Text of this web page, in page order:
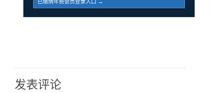
已缴纳年费会员登录入口 →
发表评论